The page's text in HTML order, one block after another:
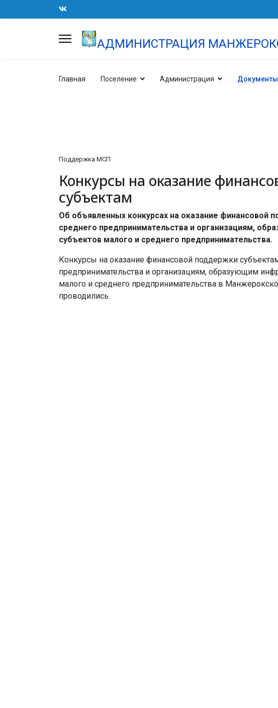
АДМИНИСТРАЦИЯ
Главная Поселение Администрация Документы
Поддержка МСП
Конкурсы на оказание
субъектам
Об объявленных конкурсах на оказание финансовой
среднего предпринимательства и организациям,
субъектов малого и среднего предпринимательства.
Конкурсы на оказание финансовой поддержки
предпринимательства и организациям, образующим
малого и среднего предпринимательства в
проводились.